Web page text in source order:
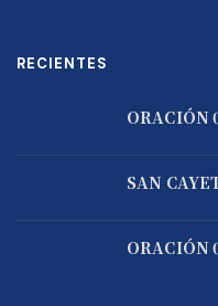
RECIENTES
ORACIÓN
SAN
ORACIÓN